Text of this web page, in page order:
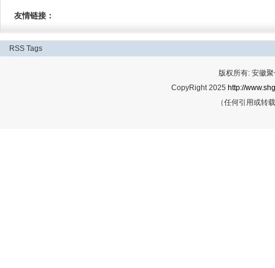
友情链接：
RSS Tags
版权所有: 安徽
CopyRight 2025 http://
（任何引用或转